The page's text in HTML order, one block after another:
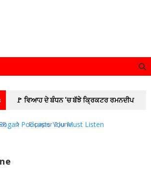
🚩 ਵਿਆਹ ਦੇ ਬੰਧਨ ‘ਚ ਬੱਝੇ ਕ੍ਰਿਕਟਰ ਰਮਨਦੀਪ
ਸਿੰਘ ਅਤੇ ਅਦਾਕਾਰਾ ਚਾਰਲੀ ਚੌਹਾਨ
ਦਫ਼ਤਰ ਜਲੰਧਰ ਦੀ ਅਗਵਾਈ ਹੇਠ 10 ਰੋਜ਼ਾ ਅਗਨੀਵੀਰ
E-paper 2 June